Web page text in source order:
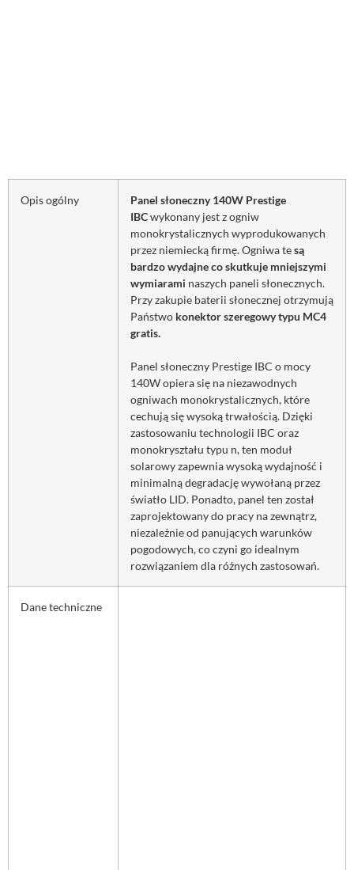
Opis ogólny
Panel słoneczny 140W Prestige
IBCwykonany jest z ogniw
monokrystalicznych wyprodukowanych
przez niemiecką firmę. Ogniwa tesą
bardzo wydajne co skutkuje mniejszymi
wymiarami naszych paneli słonecznych.
Przy zakupie baterii słonecznej otrzymują
Państwo konektor szeregowy typu MC4
gratis.
Panel słoneczny Prestige IBC o mocy
140W opiera się na niezawodnych
ogniwach monokrystalicznych, które
cechują się wysoką trwałością. Dzięki
zastosowaniu technologii IBC oraz
monokryształu typu n, ten moduł
solarowy zapewnia wysoką wydajność i
minimalną degradację wywołaną przez
światło LID. Ponadto, panel ten został
zaprojektowany do pracy na zewnątrz,
niezależnie od panujących warunków
pogodowych, co czyni go idealnym
rozwiązaniem dla różnych zastosowań.
Dane techniczne